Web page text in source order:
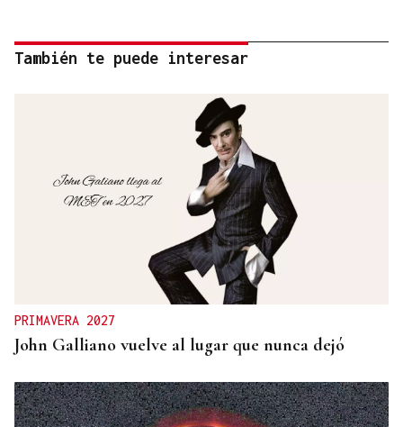
También te puede interesar
PRIMAVERA 2027
John Galliano vuelve al lugar que nunca dejó